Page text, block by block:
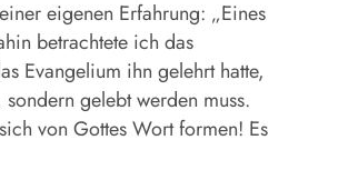
eigenen Erfahrung: „Eines
betrachtete ich das
Evangelium ihn gelehrt hatte,
gelebt werden muss.
von Gottes Wort formen! Es